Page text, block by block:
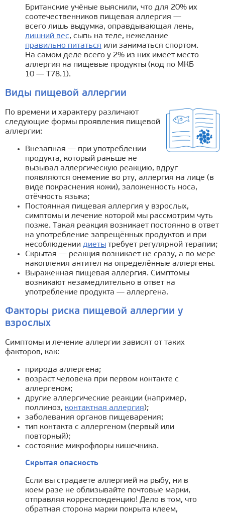
Британские учёные выяснили, что для 20% их
соотечественников пищевая аллергия —
всего лишь выдумка, оправдывающая лень,
лишний вес, сыпь на теле, нежелание
правильно питаться или заниматься спортом.
На самом деле всего у 2% из них имеет место
аллергия на пищевые продукты (код по МКБ
10 — T78.1).
Виды пищевой аллергии
По времени и характеру различают
следующие формы проявления пищевой
аллергии:
Внезапная — при употреблении
продукта, который раньше не
вызывал аллергическую реакцию, вдруг
появляются онемение во рту, аллергия на лице (в
виде покраснения кожи), заложенность носа,
отёчность языка;
Постоянная пищевая аллергия у взрослых,
симптомы и лечение которой мы рассмотрим чуть
позже. Такая реакция возникает постоянно в ответ
на употребление запрещённых продуктов и при
несоблюдении диеты требует регулярной терапии;
Скрытая — реакция возникает не сразу, а по мере
накопления антител на определённые аллергены.
Выраженная пищевая аллергия. Симптомы
возникают незамедлительно в ответ на
употребление продукта — аллергена.
Факторы риска пищевой аллергии у
взрослых
Симптомы и лечение аллергии зависят от таких
факторов, как:
природа аллергена;
возраст человека при первом контакте с
аллергеном;
другие аллергические реакции (например,
поллиноз, контактная аллергия);
заболевания органов пищеварения;
тип контакта с аллергеном (первый или
повторный);
состояние микрофлоры кишечника.
Скрытая опасность
Если вы страдаете аллергией на рыбу, ни в
коем разе не облизывайте почтовые марки,
отправляя корреспонденцию! Дело в том, что
обратная сторона марки покрыта клеем,